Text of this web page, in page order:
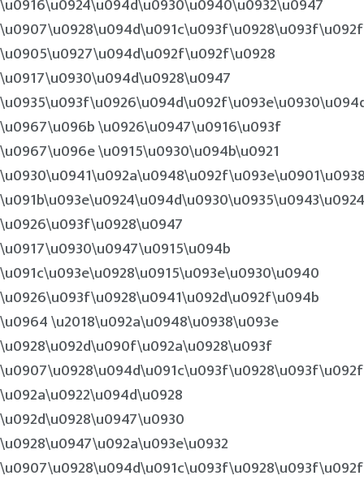
\u0905\u0927\u094d\u092f\u092f\u0928
\u0917\u0930\u094d\u0928\u0947
\u0967\u096b \u0926\u0947\u0916\u093f
\u0967\u096e \u0915\u0930\u094b\u0921
\u0926\u093f\u0928\u0947
\u0917\u0930\u0947\u0915\u094b
\u091c\u093e\u0928\u0915\u093e\u0930\u0940
\u0926\u093f\u0928\u0941\u092d\u092f\u094b
\u0964 \u2018\u092a\u0948\u0938\u093e
\u0928\u092d\u090f\u092a\u0928\u093f
\u092a\u0922\u094d\u0928
\u092d\u0928\u0947\u0930
\u0928\u0947\u092a\u093e\u0932